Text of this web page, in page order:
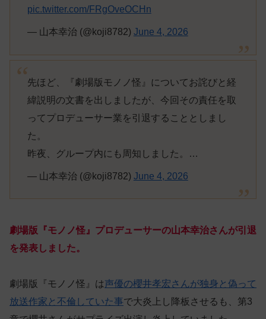
pic.twitter.com/FRgOveOCHn
— 山本幸治 (@koji8782) June 4, 2026
先ほど、『劇場版モノノ怪』についてお詫びと経
緯説明の文書を出しましたが、今回その責任を取
ってプロデューサー業を引退することとしまし
た。
昨夜、グループ内にも周知しました。…
— 山本幸治 (@koji8782) June 4, 2026
劇場版『モノノ怪』プロデューサーの山本幸治さんが引退
を発表しました。
劇場版『モノノ怪』は声優の櫻井孝宏さんが独身と偽って
放送作家と不倫していた事で大炎上し降板させるも、第3